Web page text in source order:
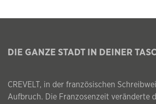
DIE GANZE STADT IN DEINER
CREVELT, in der französischen
Aufbruch. Die Franzosenzeit veränderte